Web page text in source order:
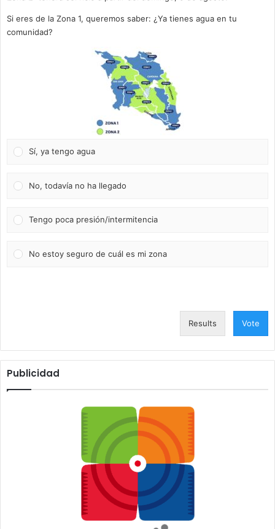
Si eres de la Zona 1, queremos saber: ¿Ya tienes agua en tu
comunidad?
Sí, ya tengo agua
No, todavía no ha llegado
Tengo poca presión/intermitencia
No estoy seguro de cuál es mi zona
Results Vote
Publicidad